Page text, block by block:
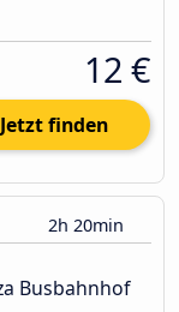
12 €
Jetzt finden
2h 20min
Busbahnhof